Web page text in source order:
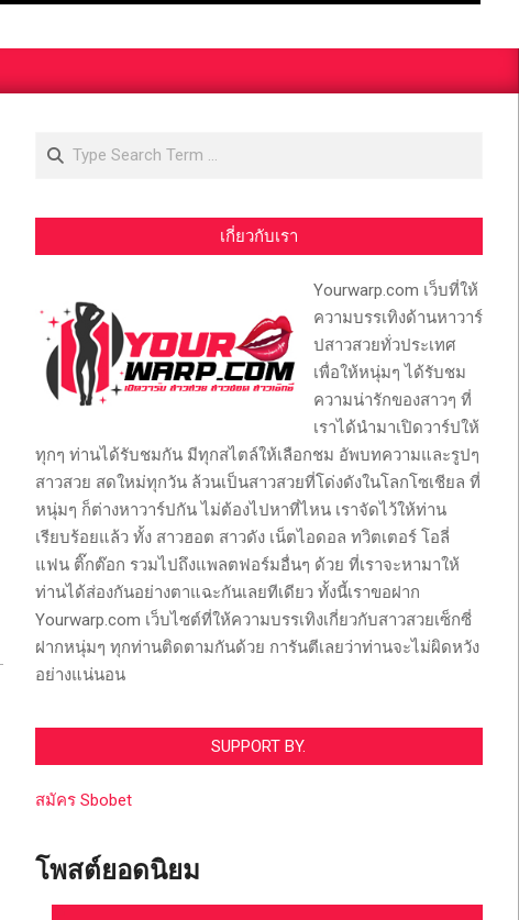
Search
เกี่ยวกับเรา
Yourwarp.com เว็บที่ให้
ความบรรเทิงด้านหาวาร์
ปสาวสวยทั่วประเทศ
เพื่อให้หนุ่มๆ ได้รับชม
ความน่ารักของสาวๆ ที่
เราได้นำมาเปิดวาร์ปให้
ทุกๆ ท่านได้รับชมกัน มีทุกสไตล์ให้เลือกชม อัพบทความและรูปๆ
สาวสวย สดใหม่ทุกวัน ล้วนเป็นสาวสวยที่โด่งดังในโลกโซเชียล ที่
หนุ่มๆ ก็ต่างหาวาร์ปกัน ไม่ต้องไปหาที่ไหน เราจัดไว้ให้ท่าน
เรียบร้อยแล้ว ทั้ง สาวฮอต สาวดัง เน็ตไอดอล ทวิตเตอร์ โอลี่
แฟน ติ๊กต๊อก รวมไปถึงแพลตฟอร์มอื่นๆ ด้วย ที่เราจะหามาให้
ท่านได้ส่องกันอย่างตาแฉะกันเลยทีเดียว ทั้งนี้เราขอฝาก
Yourwarp.com เว็บไซต์ที่ให้ความบรรเทิงเกี่ยวกับสาวสวยเซ็กซี่
ฝากหนุ่มๆ ทุกท่านติดตามกันด้วย การันตีเลยว่าท่านจะไม่ผิดหวัง
อย่างแน่นอน
SUPPORT BY.
สมัคร Sbobet
โพสต์ยอดนิยม